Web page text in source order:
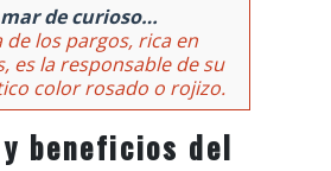
de curioso…
de los pargos, rica en
es la responsable de su
color rosado o rojizo.
beneficios del